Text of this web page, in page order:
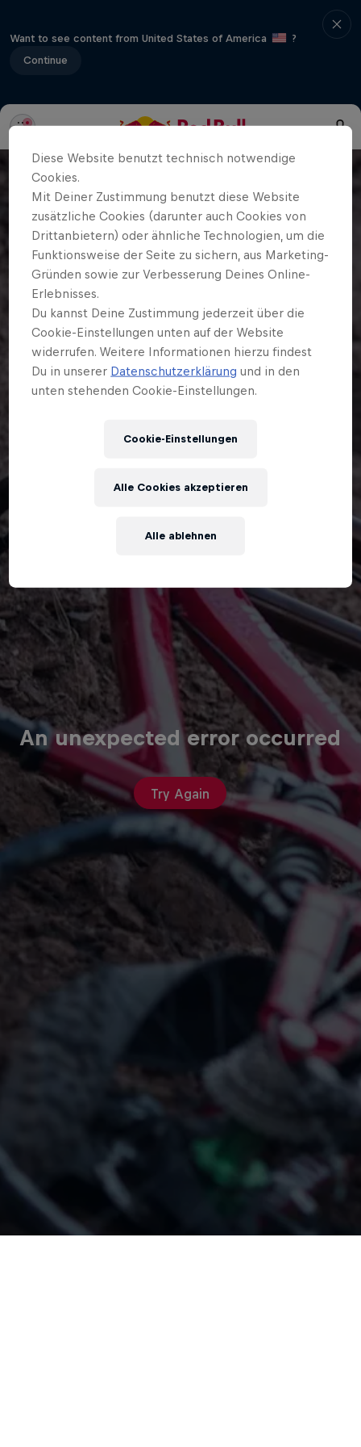
Want to see content from United States of America
?
Continue
An unexpected error occurred
Try Again
Diese Website benutzt technisch notwendige
Cookies.
Mit Deiner Zustimmung benutzt diese Website
zusätzliche Cookies (darunter auch Cookies von
Drittanbietern) oder ähnliche Technologien, um die
Funktionsweise der Seite zu sichern, aus Marketing-
Gründen sowie zur Verbesserung Deines Online-
Erlebnisses.
Du kannst Deine Zustimmung jederzeit über die
Cookie-Einstellungen unten auf der Website
widerrufen. Weitere Informationen hierzu findest
Du in unserer Datenschutzerklärung und in den
unten stehenden Cookie-Einstellungen.
Cookie-Einstellungen
Alle ablehnen
Alle Cookies akzeptieren